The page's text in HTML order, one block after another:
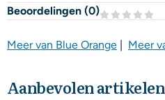
Beoordelingen (0)
Meer van Blue Orange Meer
Aanbevolen